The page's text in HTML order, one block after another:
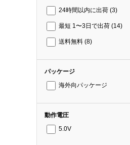
24時間以内に出荷 (3)
最短 1〜3日で出荷 (14)
送料無料 (8)
パッケージ
海外向パッケージ
動作電圧
5.0V